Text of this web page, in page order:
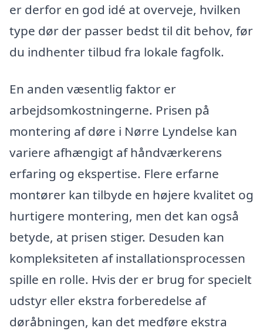
er derfor en god idé at overveje, hvilken
type dør der passer bedst til dit behov, før
du indhenter tilbud fra lokale fagfolk.
En anden væsentlig faktor er
arbejdsomkostningerne. Prisen på
montering af døre i Nørre Lyndelse kan
variere afhængigt af håndværkerens
erfaring og ekspertise. Flere erfarne
montører kan tilbyde en højere kvalitet og
hurtigere montering, men det kan også
betyde, at prisen stiger. Desuden kan
kompleksiteten af installationsprocessen
spille en rolle. Hvis der er brug for specielt
udstyr eller ekstra forberedelse af
døråbningen, kan det medføre ekstra